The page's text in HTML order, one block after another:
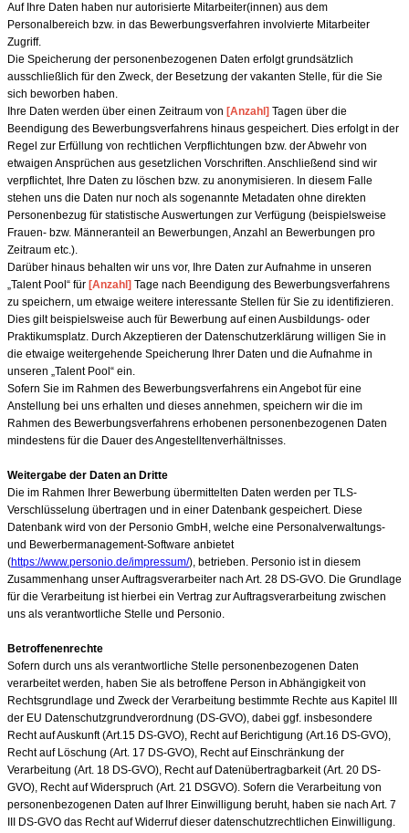
Auf Ihre Daten haben nur autorisierte Mitarbeiter(innen) aus dem
Personalbereich bzw. in das Bewerbungsverfahren involvierte Mitarbeiter
Zugriff.
Die Speicherung der personenbezogenen Daten erfolgt grundsätzlich
ausschließlich für den Zweck, der Besetzung der vakanten Stelle, für die Sie
sich beworben haben.
Ihre Daten werden über einen Zeitraum von [Anzahl] Tagen über die
Beendigung des Bewerbungsverfahrens hinaus gespeichert. Dies erfolgt in der
Regel zur Erfüllung von rechtlichen Verpflichtungen bzw. der Abwehr von
etwaigen Ansprüchen aus gesetzlichen Vorschriften. Anschließend sind wir
verpflichtet, Ihre Daten zu löschen bzw. zu anonymisieren. In diesem Falle
stehen uns die Daten nur noch als sogenannte Metadaten ohne direkten
Personenbezug für statistische Auswertungen zur Verfügung (beispielsweise
Frauen- bzw. Männeranteil an Bewerbungen, Anzahl an Bewerbungen pro
Zeitraum etc.).
Darüber hinaus behalten wir uns vor, Ihre Daten zur Aufnahme in unseren
„Talent Pool“ für [Anzahl] Tage nach Beendigung des Bewerbungsverfahrens
zu speichern, um etwaige weitere interessante Stellen für Sie zu identifizieren.
Dies gilt beispielsweise auch für Bewerbung auf einen Ausbildungs- oder
Praktikumsplatz. Durch Akzeptieren der Datenschutzerklärung willigen Sie in
die etwaige weitergehende Speicherung Ihrer Daten und die Aufnahme in
unseren „Talent Pool“ ein.
Sofern Sie im Rahmen des Bewerbungsverfahrens ein Angebot für eine
Anstellung bei uns erhalten und dieses annehmen, speichern wir die im
Rahmen des Bewerbungsverfahrens erhobenen personenbezogenen Daten
mindestens für die Dauer des Angestelltenverhältnisses.
Weitergabe der Daten an Dritte
Die im Rahmen Ihrer Bewerbung übermittelten Daten werden per TLS-
Verschlüsselung übertragen und in einer Datenbank gespeichert. Diese
Datenbank wird von der Personio GmbH, welche eine Personalverwaltungs-
und Bewerbermanagement-Software anbietet
(https://www.personio.de/impressum/), betrieben. Personio ist in diesem
Zusammenhang unser Auftragsverarbeiter nach Art. 28 DS-GVO. Die Grundlage
für die Verarbeitung ist hierbei ein Vertrag zur Auftragsverarbeitung zwischen
uns als verantwortliche Stelle und Personio.
Betroffenenrechte
Sofern durch uns als verantwortliche Stelle personenbezogenen Daten
verarbeitet werden, haben Sie als betroffene Person in Abhängigkeit von
Rechtsgrundlage und Zweck der Verarbeitung bestimmte Rechte aus Kapitel III
der EU Datenschutzgrundverordnung (DS-GVO), dabei ggf. insbesondere
Recht auf Auskunft (Art.15 DS-GVO), Recht auf Berichtigung (Art.16 DS-GVO),
Recht auf Löschung (Art. 17 DS-GVO), Recht auf Einschränkung der
Verarbeitung (Art. 18 DS-GVO), Recht auf Datenübertragbarkeit (Art. 20 DS-
GVO), Recht auf Widerspruch (Art. 21 DSGVO). Sofern die Verarbeitung von
personenbezogenen Daten auf Ihrer Einwilligung beruht, haben sie nach Art. 7
III DS-GVO das Recht auf Widerruf dieser datenschutzrechtlichen Einwilligung.